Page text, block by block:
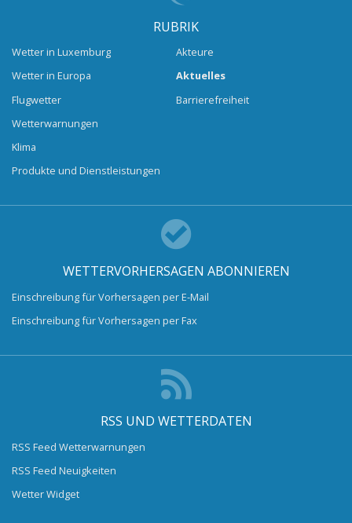
RUBRIK
Wetter in Luxemburg
Wetter in Europa
Flugwetter
Wetterwarnungen
Klima
Produkte und Dienstleistungen
Akteure
Aktuelles
Barrierefreiheit
WETTERVORHERSAGEN ABONNIEREN
Einschreibung für Vorhersagen per E-Mail
Einschreibung für Vorhersagen per Fax
RSS UND WETTERDATEN
RSS Feed Wetterwarnungen
RSS Feed Neuigkeiten
Wetter Widget